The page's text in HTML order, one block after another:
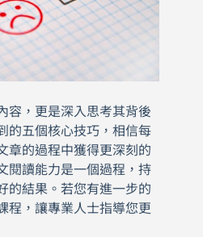
容，更是深入思考其背後
的五個核心技巧，相信每
章的過程中獲得更深刻的
閱讀能力是一個過程，持
的結果。若您有進一步的
程，讓專業人士指導您更